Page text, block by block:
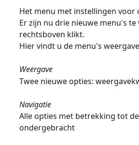
Het menu met instellingen voor
Er zijn nu drie nieuwe menu's
rechtsboven klikt.
Hier vindt u de menu's
Weergave
Twee nieuwe opties:
Navigatie
Alle opties met betrekking tot
ondergebracht